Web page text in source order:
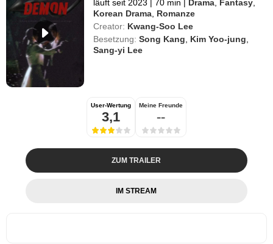
läuft seit 2023 70 min Drama, Fantasy,
Korean Drama, Romanze
Creator: Kwang-Soo Lee
Besetzung: Song Kang, Kim Yoo-jung,
Sang-yi Lee
User-Wertung
3,1
Meine Freunde
--
ZUM TRAILER
IM STREAM